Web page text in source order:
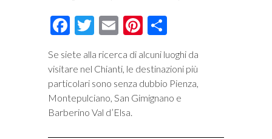
Facebook
Twitter
EmailPinterest
Se siete alla ricerca di alcuni luoghi da
visitare nel Chianti, le destinazioni più
particolari sono senza dubbio Pienza,
Montepulciano, San Gimignano e
Barberino Val d’Elsa.